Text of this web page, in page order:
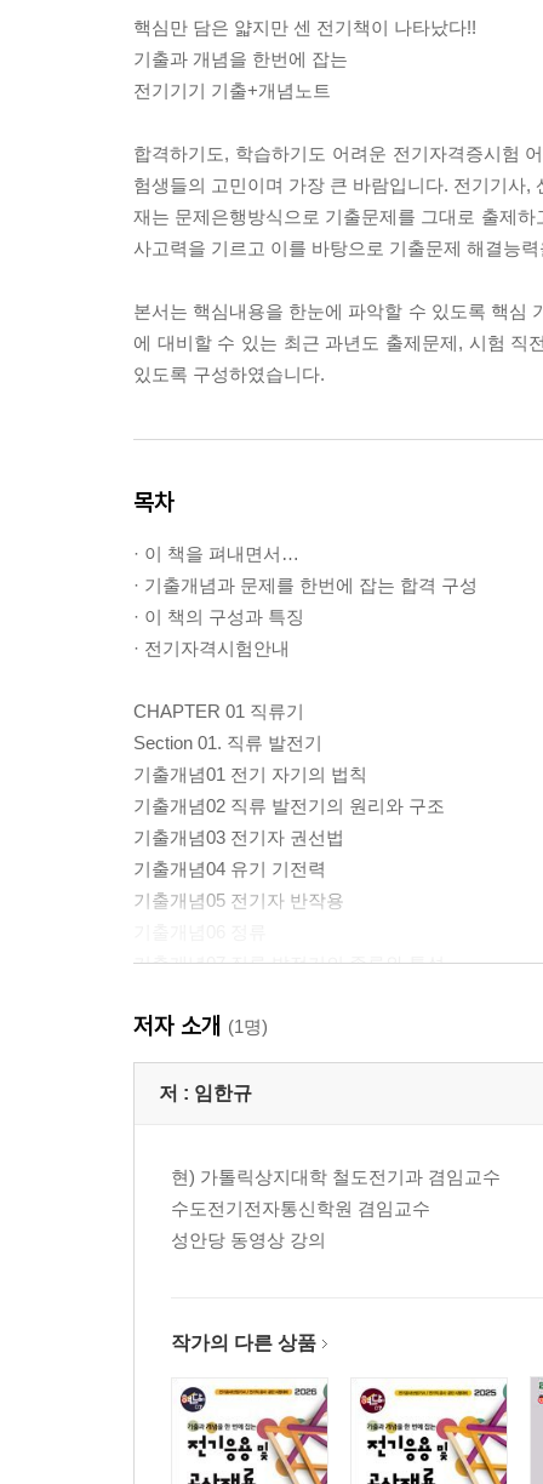
핵심만 담은 얇지만 센 전기책이 나타났다!!
기출과 개념을 한번에 잡는
전기기기 기출+개념노트
합격하기도, 학습하기도 어려운 전기자격증시험
험생들의 고민이며 가장 큰 바람입니다. 전기기사
재는 문제은행방식으로 기출문제를 그대로 출제
사고력을 기르고 이를 바탕으로 기출문제 해결능
본서는 핵심내용을 한눈에 파악할 수 있도록 핵심
에 대비할 수 있는 최근 과년도 출제문제, 시험 직
있도록 구성하였습니다.
목차
· 이 책을 펴내면서…
· 기출개념과 문제를 한번에 잡는 합격 구성
· 이 책의 구성과 특징
· 전기자격시험안내
CHAPTER 01 직류기
Section 01. 직류 발전기
기출개념01 전기 자기의 법칙
기출개념02 직류 발전기의 원리와 구조
기출개념03 전기자 권선법
기출개념04 유기 기전력
기출개념05 전기자 반작용
기출개념07 직류 발전기의 종류와 특성
기출개념09 직류 발전기의 병렬 운전
Section 02. 직류 전동기
기출개념03 직류 전동기의 종류와 특성
기출개념04 직류 전동기의 운전법
기출개념05 손실 및 효율
기출개념01 동기 발전기의 원리와 구조
기출개념02 동기 발전기의 분류와 냉각 방식
기출개념03 전기자 권선법과 결선
저자 소개 (1명)
저 : 임한규
현) 가톨릭상지대학 철도전기과 겸임교수
수도전기전자통신학원 겸임교수
성안당 동영상 강의
작가의 다른 상품